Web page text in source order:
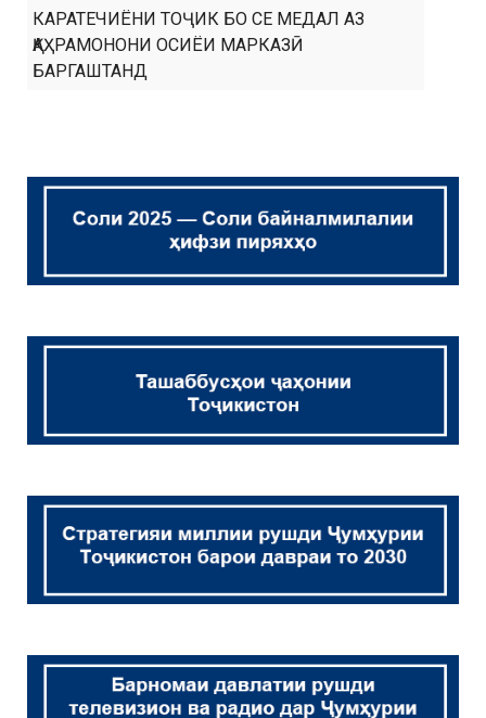
КАРАТЕЧИЁНИ ТОҶИК БО СЕ МЕДАЛ АЗ
ҚАҲРАМОНОНИ ОСИЁИ МАРКАЗӢ
БАРГАШТАНД